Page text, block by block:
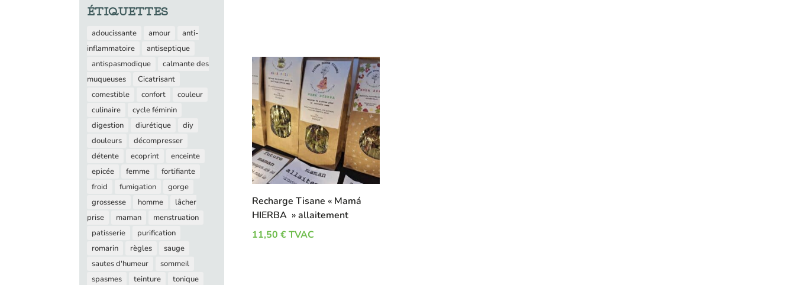
ÉTIQUETTES
adoucissante amour
anti-
inflammatoire
antiseptique
antispasmodique
calmante des
muqueuses
Cicatrisant
comestible
confort
couleur
culinaire
cycle féminin
digestion
diurétique
diy
douleurs
décompresser
détente
ecoprint
enceinte
epicée
femme
fortifiante
froid
fumigation
gorge
grossesse
homme
lâcher
prise
maman
menstruation
patisserie
purification
romarin
règles
sauge
sautes d'humeur
sommeil
spasmes
teinture
tonique
Recharge Tisane « Mamá
HIERBA » allaitement
11,50€TVAC